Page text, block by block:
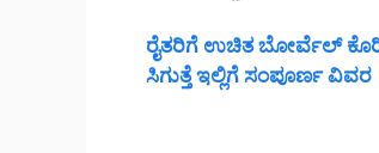
ರೈತರಿಗೆ ಉಚಿತ ಬೋರ್ವೆಲ್
ಸಿಗುತ್ತೆ ಇಲ್ಲಿಗೆ ಸಂಪೂರ್ಣ ವಿವರ